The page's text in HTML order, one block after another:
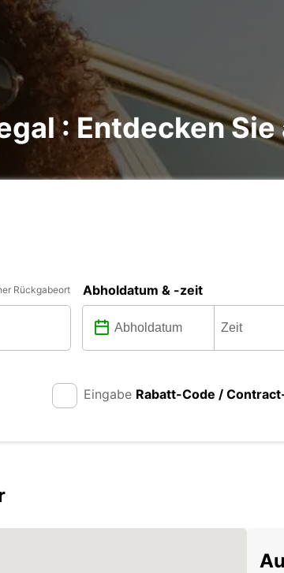
: Entdecken Sie
Rückgabeort Abholdatum & -zeit
Eingabe Rabatt-Code /